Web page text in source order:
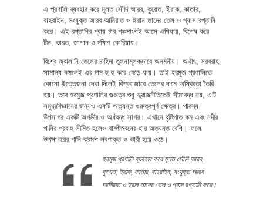
এ প্রণালি ব্যবহার করে মূলত সৌদি আরব, কুয়েত, ইরাক, কাতার,
বাহরাইন, সংযুক্ত আরব আমিরাত ও ইরান তাদের তেল ও গ্যাস রপ্তানি
করে। এই রপ্তানির প্রায় চার-পঞ্চমাংশই আসে এশিয়ায়, বিশেষ করে
চীন, ভারত, জাপান ও দক্ষিণ কোরিয়ায়।
বিশ্বে জ্বালানি তেলের চাহিদা তুলনামূলকভাবে অনমনীয়। অর্থাৎ, সরবরাহ
সামান্য কমলেই এর দাম হু হু করে বেড়ে যায়। তাই হরমুজ প্রণালিতে
কোনো উত্তেজনা দেখা দিলেই বিশ্ববাজারে তেলের দামে অস্থিরতা তৈরি
হয়। তবে হরমুজ প্রণালির গুরুত্ব শুধু ভূরাজনীতিতেই সীমাবদ্ধ নয়, এটি
সমুদ্রবিজ্ঞানের জন্যও একটি অত্যন্ত গুরুত্বপূর্ণ ক্ষেত্র। পারস্য
উপসাগর একটি অগভীর ও অর্ধবদ্ধ সাগর। এখানে বৃষ্টিপাত কম এবং নদীর
পানির প্রবাহ সীমিত হলেও বাষ্পীভবনের হার অত্যন্ত বেশি। ফলে
উপসাগরের পানি ক্রমশ লবণাক্ত ও ভারী হয়ে ওঠে।
হরমুজ প্রণালি ব্যবহার করে মূলত সৌদি আরব,
কুয়েত, ইরাক, কাতার, বাহরাইন, সংযুক্ত আরব
আমিরাত ও ইরান তাদের তেল ও গ্যাস রপ্তানি করে।